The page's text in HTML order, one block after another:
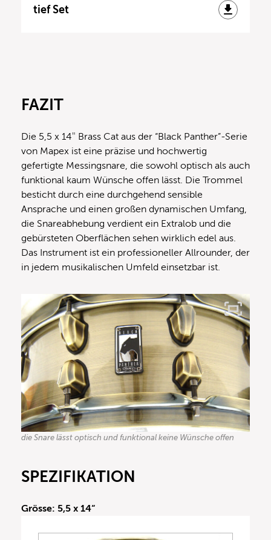
tief Set
FAZIT
Die 5,5 x 14″ Brass Cat aus der “Black Panther”-Serie
von Mapex ist eine präzise und hochwertig
gefertigte Messingsnare, die sowohl optisch als auch
funktional kaum Wünsche offen lässt. Die Trommel
besticht durch eine durchgehend sensible
Ansprache und einen großen dynamischen Umfang,
die Snareabhebung verdient ein Extralob und die
gebürsteten Oberflächen sehen wirklich edel aus.
Das Instrument ist ein professioneller Allrounder, der
in jedem musikalischen Umfeld einsetzbar ist.
die Snare lässt optisch und funktional keine Wünsche offen
SPEZIFIKATION
Grösse: 5,5 x 14“